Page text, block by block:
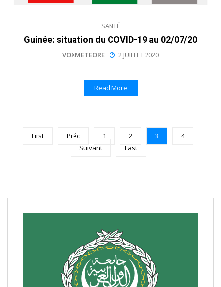
SANTÉ
Guinée: situation du COVID-19 au 02/07/20
VOXMETEORE 2 JUILLET 2020
Read More
First Préc 1 2 3
4
Suivant
Last